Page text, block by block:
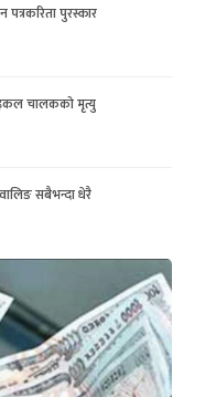
पुरस्कार
चालकको मृत्यु
सबैभन्दा धेरै